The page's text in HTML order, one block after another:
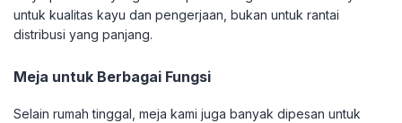
untuk kualitas kayu dan pengerjaan, bukan untuk rantai
distribusi yang panjang.
Meja untuk Berbagai Fungsi
Selain rumah tinggal, meja kami juga banyak dipesan untuk